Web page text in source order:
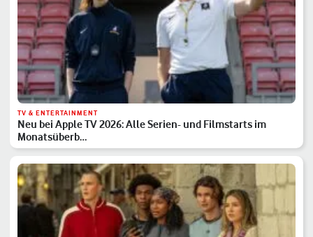
TV & ENTERTAINMENT
Neu bei Apple TV 2026: Alle Serien- und Filmstarts im
Monatsüberb…